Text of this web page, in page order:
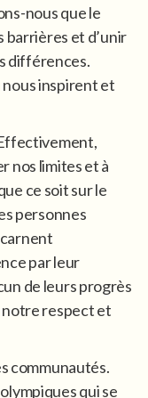
nous que le
barrières et d’unir
différences.
nous inspirent et
nos limites et à
ce soit sur le
personnes
par leur
de leurs progrès
notre respect et
communautés.
qui se